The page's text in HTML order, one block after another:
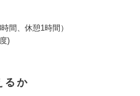
間、休憩1時間）
)
るか